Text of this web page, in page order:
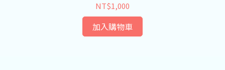
NT$1,000
加入購物車